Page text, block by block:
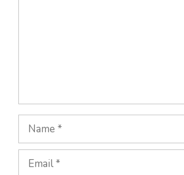
Name
Email